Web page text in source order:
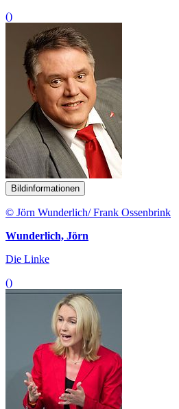
()
Bildinformationen
© Jörn Wunderlich/ Frank Ossenbrink
Wunderlich, Jörn
Die Linke
()